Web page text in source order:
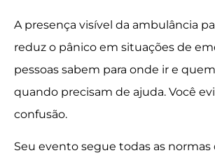
A presença visível da ambulância
reduz o pânico em situações de
pessoas sabem para onde ir e
quando precisam de ajuda. Você
confusão.
Seu evento segue todas as normas